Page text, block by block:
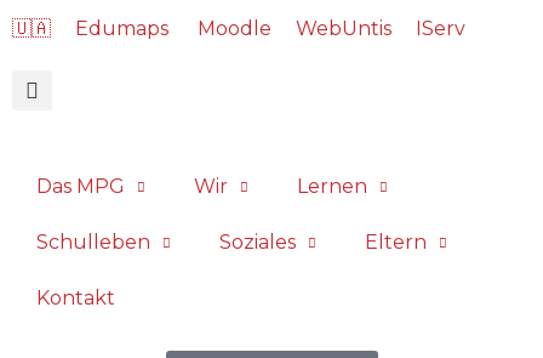
🇺🇦 Edumaps Moodle WebUntis IServ
Das MPG Wir Lernen
Schulleben Soziales Eltern
Kontakt